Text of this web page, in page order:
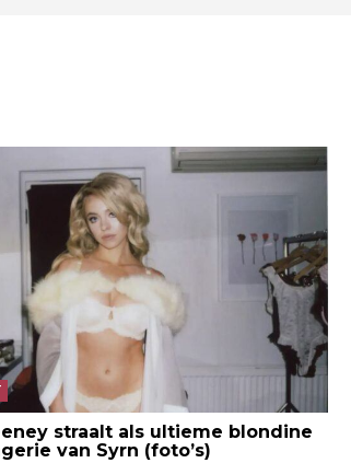
straalt als ultieme blondine
van Syrn (foto’s)